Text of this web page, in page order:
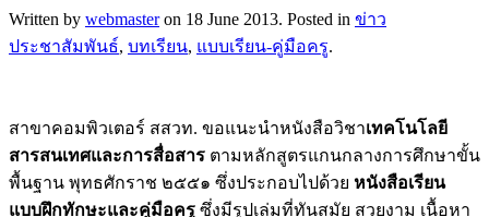
Written by webmasteron 18 June 2013. Posted in ข่าว
ประชาสัมพันธ์, บทเรียน, แบบเรียน-คู่มือครู.
สาขาคอมพิวเตอร์ สสวท. ขอแนะนำหนังสือวิชาเทคโนโลยี
สารสนเทศและการสื่อสาร ตามหลักสูตรแกนกลางการศึกษาขั้น
พื้นฐาน พุทธศักราช ๒๕๕๑ ซึ่งประกอบไปด้วย หนังสือเรียน
แบบฝึกทักษะและคู่มือครู ซึ่งมีรูปเล่มที่ทันสมัย สวยงาม เนื้อหา